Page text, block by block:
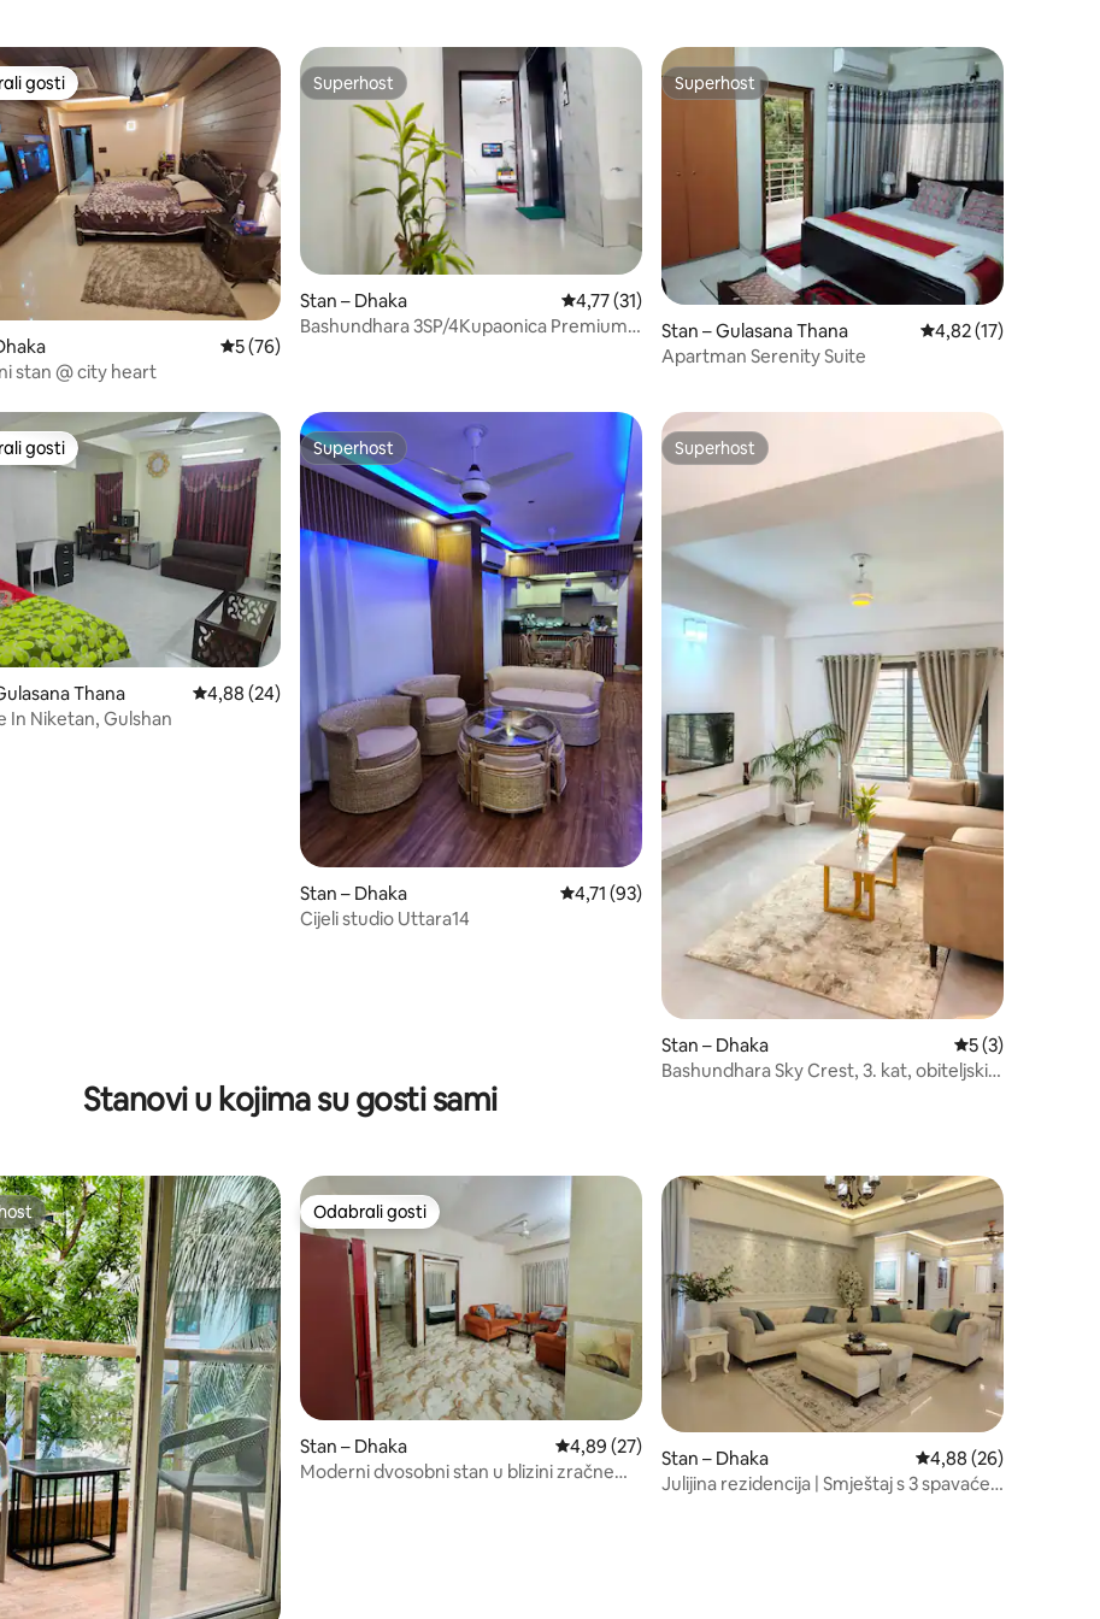
5/5, recenzija: 3
gosti
gosti
Prosječna ocjena: 5/5, recenzija: 76
5 (76)
stan @ city heart
Superhost
Superhost
Stan – Dhaka Prosječna ocjena: 4,77/5, recenzija: 31
4,77 (31)
Bashundhara 3SP/4Kupaonica Premium
Superhost
Superhost
Stan – Gulasana Thana Prosječna ocjena:
4,82 (17)
Apartman Serenity Suite
5, recenzija: 10
gosti
gosti
Thana Prosječna ocjena: 4,88/5, recenzija: 24
4,88 (24)
In Niketan, Gulshan
Superhost
Superhost
Stan – Dhaka Prosječna ocjena: 4,71/5, recenzija: 93
4,71 (93)
Cijeli studio Uttara14
Superhost
Superhost
Stan – Dhaka Prosječna
5 (3)
Bashundhara Sky Crest, 3. kat, obiteljski
Stanovi u kojima su gosti sami
5/5, recenzija: 3
Odabrali gosti
Odabrali gosti
Stan – Dhaka Prosječna ocjena: 4,89/5, recenzija: 27
4,89 (27)
Moderni dvosobni stan u blizini zračne
Stan – Dhaka Prosječna ocjena:
4,88 (26)
Julijina rezidencija | Smještaj s 3 spavaće